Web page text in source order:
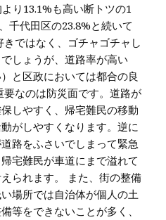
り13.1%も高い断トツの1
千代田区の23.8%と続いて
ではなく、ゴチャゴチャし
しょうが、道路率が高い
と区政においては都合の良
なのは防災面です。道路が
しやすく、帰宅難民の移動
がしやすくなります。逆に
路をふさいでしまって緊急
宅難民が車道にまで溢れて
られます。 また、街の整備
場所では自治体が個人の土
等をできないことが多く、